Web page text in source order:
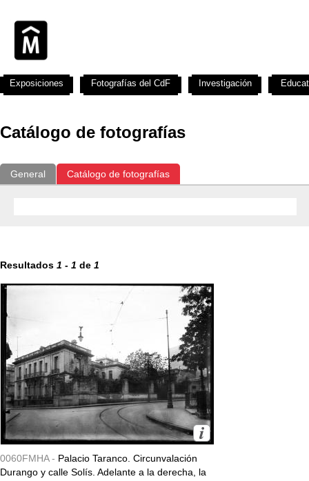
Catálogo de fotografías
General Catálogo de fotografías
Resultados 1 - 1 de 1
0060FMHA - Palacio Taranco. Circunvalación
Durango y calle Solís. Adelante a la derecha, la
Exposiciones Fotografías del CdF Investigación